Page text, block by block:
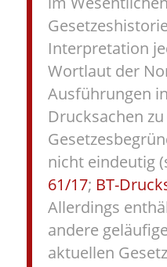
Interpretation
Wortlaut der
Ausführungen
Drucksachen
nicht eindeutig
61/17; BT-
Allerdings
andere
aktuellen